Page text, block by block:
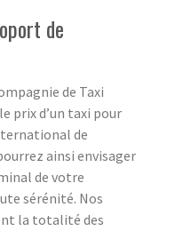
de
de Taxi
prix d’un taxi pour
de
ainsi envisager
de votre
sérénité. Nos
la totalité des